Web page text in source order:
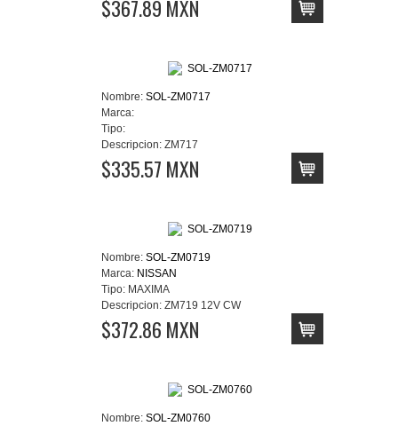
$367.89 MXN
Nombre: SOL-ZM0717
Marca:
Tipo:
Descripcion: ZM717
$335.57 MXN
Nombre: SOL-ZM0719
Marca: NISSAN
Tipo: MAXIMA
Descripcion: ZM719 12V CW
$372.86 MXN
Nombre: SOL-ZM0760